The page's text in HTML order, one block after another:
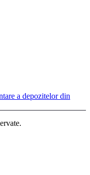
a depozitelor din